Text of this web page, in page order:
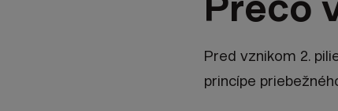
Pred vznikom 2.
princípe